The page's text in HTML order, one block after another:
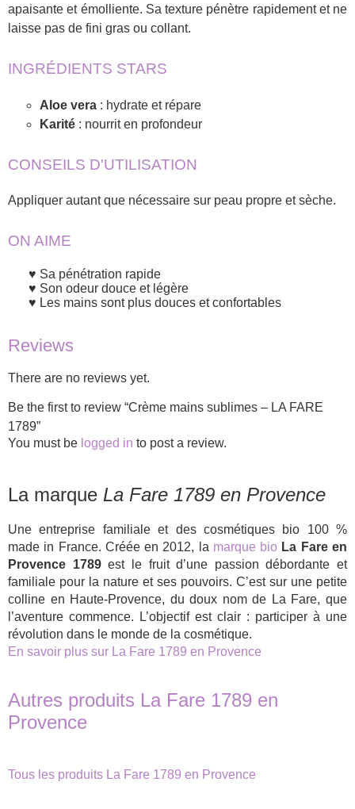
apaisante et émolliente. Sa texture pénètre rapidement et ne
laisse pas de fini gras ou collant.
INGRÉDIENTS STARS
Aloe vera : hydrate et répare
Karité : nourrit en profondeur
CONSEILS D'UTILISATION
Appliquer autant que nécessaire sur peau propre et sèche.
ON AIME
Sa pénétration rapide
Son odeur douce et légère
Les mains sont plus douces et confortables
Reviews
There are no reviews yet.
Be the first to review “Crème mains sublimes – LA FARE
1789”
You must be logged in to post a review.
La marque La Fare 1789 en Provence
Une entreprise familiale et des cosmétiques bio 100 %
made in France. Créée en 2012, la marque bio La Fare en
Provence 1789est le fruit d’une passion débordante et
familiale pour la nature et ses pouvoirs. C’est sur une petite
colline en Haute-Provence, du doux nom de La Fare, que
l’aventure commence. L’objectif est clair : participer à une
révolution dans le monde de la cosmétique.
En savoir plus sur La Fare 1789 en Provence
Autres produits La Fare 1789 en
Provence
Tous les produits La Fare 1789 en Provence